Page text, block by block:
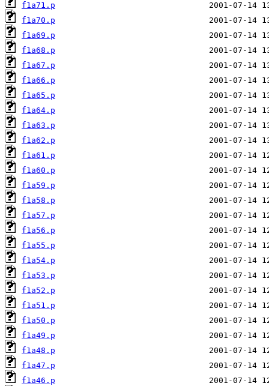
f1a71.p
f1a70.p
f1a69.p
f1a68.p
f1a67.p
f1a66.p
f1a65.p
f1a64.p
f1a63.p
f1a62.p
f1a61.p
f1a60.p
f1a59.p
f1a58.p
f1a57.p
f1a56.p
f1a55.p
f1a54.p
f1a53.p
f1a52.p
f1a51.p
f1a50.p
f1a49.p
f1a48.p
f1a47.p
f1a46.p